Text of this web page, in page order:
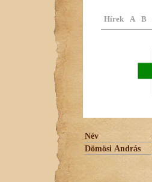
Hírek A B
Név
Dömösi András